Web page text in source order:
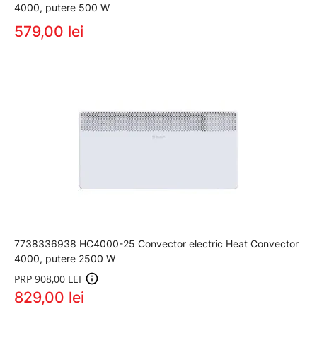
4000, putere 500 W
579,00 lei
7738336938 HC4000-25 Convector electric Heat Convector
4000, putere 2500 W
PRP 908,00 LEI
829,00 lei